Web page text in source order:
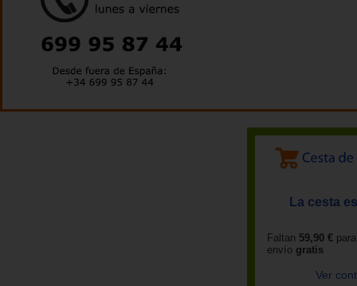
La cesta
Faltan 59,90 €
envío gratis
Ver